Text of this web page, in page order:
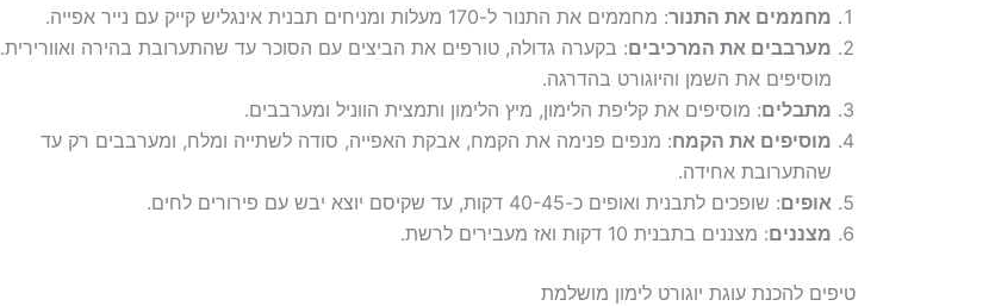
מחממים את התנור: מחממים את התנור ל-170 מעלות ומניחים תבנית אינגליש קייק עם נייר אפייה.
מערבבים את המרכיבים: בקערה גדולה, טורפים את הביצים עם הסוכר עד שהתערובת בהירה ואוורירית.
מוסיפים את השמן והיוגורט בהדרגה.
מתבלים: מוסיפים את קליפת הלימון, מיץ הלימון ותמצית הווניל ומערבבים.
מוסיפים את הקמח: מנפים פנימה את הקמח, אבקת האפייה, סודה לשתייה ומלח, ומערבבים רק עד
שהתערובת אחידה.
אופים: שופכים לתבנית ואופים כ-40-45 דקות, עד שקיסם יוצא יבש עם פירורים לחים.
מצננים: מצננים בתבנית 10 דקות ואז מעבירים לרשת.
טיפים להכנת עוגת יוגורט לימון מושלמת